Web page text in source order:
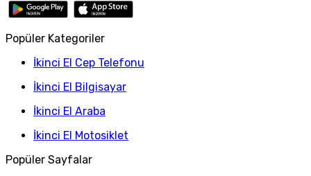
Popüler Kategoriler
İkinci El Cep Telefonu
İkinci El Bilgisayar
İkinci El Araba
İkinci El Motosiklet
Popüler Sayfalar